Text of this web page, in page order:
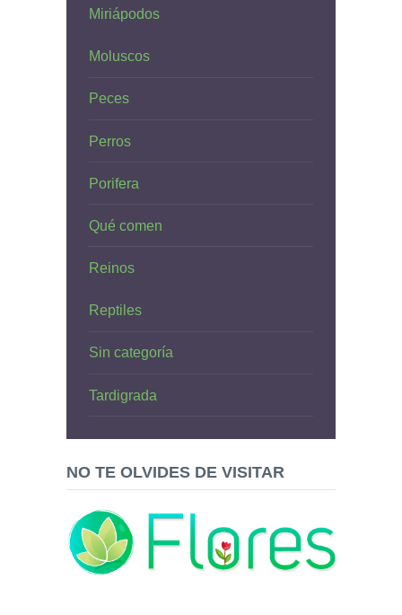
Miriápodos
Moluscos
Peces
Perros
Porifera
Qué comen
Reinos
Reptiles
Sin categoría
Tardigrada
NO TE OLVIDES DE VISITAR